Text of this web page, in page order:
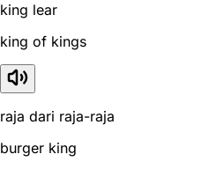
king lear
king of kings
raja dari raja-raja
burger king